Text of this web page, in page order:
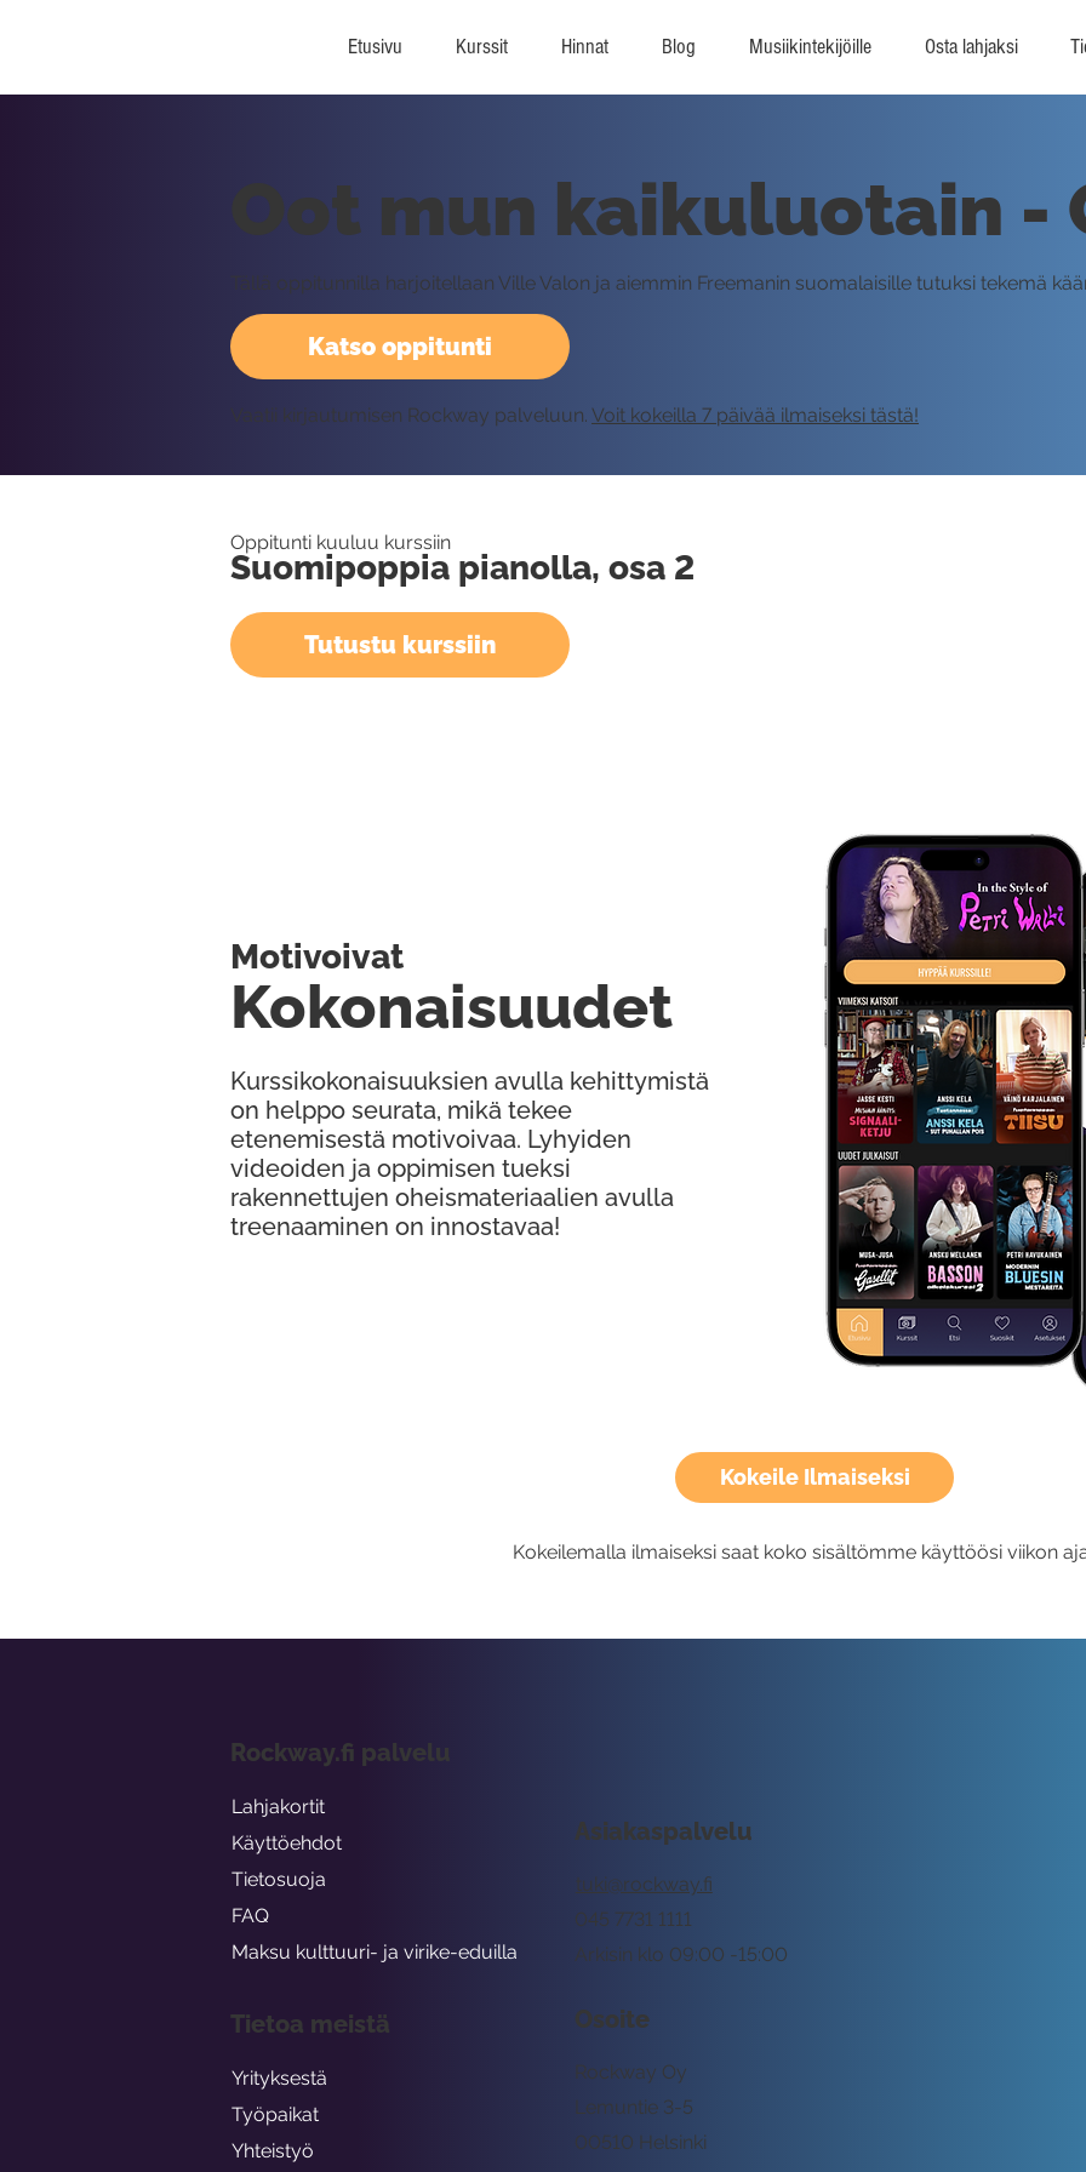
Etusivu Kurssit Hinnat Blog Musiikintekijöille Osta lahjaksi
Kokeile Ilmaiseksi
Kokeilemalla ilmaiseksi saat koko sisältömme käyttöösi viikon
Katso oppitunti
Oot mun kaikuluotain -
Tällä oppitunnilla harjoitellaan Ville Valon ja aiemmin Freemanin suomalaisille tutuksi tekemä
Vaatii kirjautumisen Rockway palveluun. Voit kokeilla 7 päivää ilmaiseksi tästä!
Oppitunti kuuluu kurssiin
Suomipoppia pianolla, osa 2
Tutustu kurssiin
Kurssikokonaisuuksien avulla kehittymistä
on helppo seurata, mikä tekee
etenemisestä motivoivaa. Lyhyiden
videoiden ja oppimisen tueksi
rakennettujen oheismateriaalien avulla
treenaaminen on innostavaa!
Kokonaisuudet
Motivoivat
Asiakaspalvelu
tuki@rockway.fi
Arkisin klo 09:00 -15:00
045 7731 1111
Osoite
Rockway Oy
Lemuntie 3-5
00510 Helsinki
Rockway.fi palvelu
Lahjakortit
Käyttöehdot
Tietosuoja
FAQ
Maksu kulttuuri- ja virike-eduilla
Tietoa meistä
Yrityksestä
Työpaikat
Yhteistyö